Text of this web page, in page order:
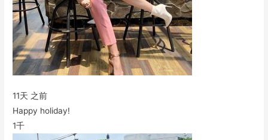
11天 之前
Happy holiday!
1千